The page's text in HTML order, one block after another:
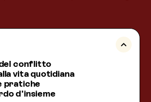
conflitto
vita quotidiana
pratiche
d'insieme